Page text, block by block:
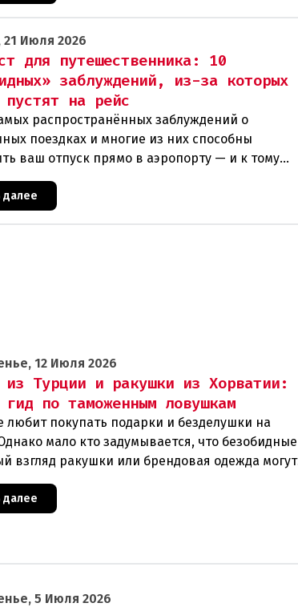
21 Июля 2026
для путешественника: 10
заблуждений, из-за которых
на рейс
распространённых заблуждений о
поездках и многие из них способны
ваш отпуск прямо в аэропорту — и к тому
как вы окажетесь у стойки регистрации, может
далее
12 Июля 2026
из Турции и ракушки из Хорватии:
гид по таможенным ловушкам
любит покупать подарки и безделушки на
мало кто задумывается, что безобидные
взгляд ракушки или брендовая одежда могут
огромными проблемами при возвращени
далее
5 Июля 2026